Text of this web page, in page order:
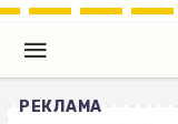
РЕКЛАМА